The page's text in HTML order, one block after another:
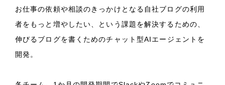
お仕事の依頼や相談のきっかけとなる自社ブログの利用
者をもっと増やしたい、という課題を解決するための、
伸びるブログを書くためのチャット型AIエージェントを
開発。